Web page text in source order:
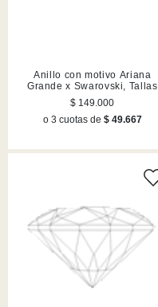
Anillo con motivo Ariana
Grande x Swarovski, Tallas
mixtas, Libélula, Lilas,
Acabado en rodio
$ 149.000
o 3 cuotas de $ 49.667